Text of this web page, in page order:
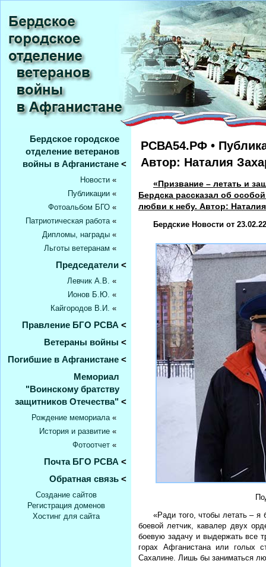
Бердское городское
отделение ветеранов
войны в Афганистане <
Новости «
Публикации «
Фотоальбом БГО «
Патриотическая работа«
Дипломы, награды «
Льготы ветеранам «
Председатели <
Левчик А.В. «
Ионов Б.Ю. «
Кайгородов В.И. «
Правление БГО РСВА <
Ветераны войны <
Погибшие в Афганистане <
Мемориал
"Воинскому братству
защитников Отечества" <
Рождение мемориала«
История и развитие «
Фотоотчет «
Почта БГО РСВА <
Обратная связь <
Создание сайтов
Регистрация доменов
Хостинг для сайта
РСВА54.РФ •
Автор: Наталия
«Призвание – летать и
Бердска рассказал об
любви к небу. Автор:
Бердские Новости от
«Ради того, чтобы летать –
боевой летчик, кавалер двух
боевую задачу и выдержать все
горах Афганистана или голых
Сахалине. Лишь бы заниматься